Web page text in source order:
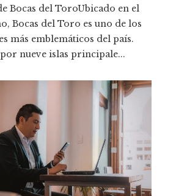
Bocas del ToroUbicado en el
Bocas del Toro es uno de los
más emblemáticos del país.
nueve islas principale...